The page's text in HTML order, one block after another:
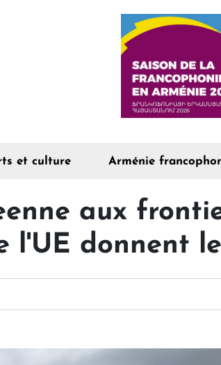
et culture Arménie
aux
l'UE donnent